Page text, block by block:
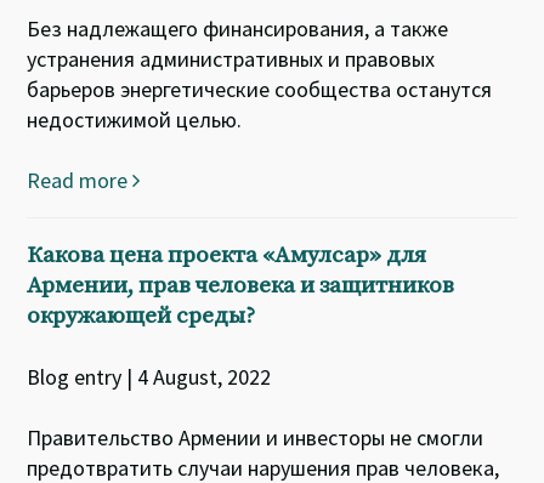
Без надлежащего финансирования, а также
устранения административных и правовых
барьеров энергетические сообщества останутся
недостижимой целью.
Read more
Какова цена проекта «Амулсар» для
Армении, прав человека и защитников
окружающей среды?
Blog entry | 4 August, 2022
Правительство Армении и инвесторы не смогли
предотвратить случаи нарушения прав человека,